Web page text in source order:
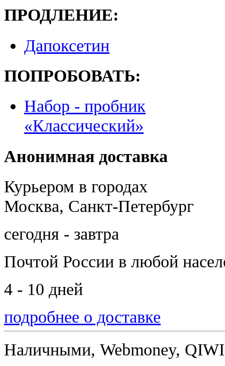
ПРОДЛЕНИЕ:
Дапоксетин
ПОПРОБОВАТЬ:
Набор - пробник
«Классический»
Анонимная доставка
Курьером в городах
Москва, Санкт-Петербург
сегодня - завтра
Почтой России в любой
4 - 10 дней
подробнее о доставке
Наличными, Webmoney,